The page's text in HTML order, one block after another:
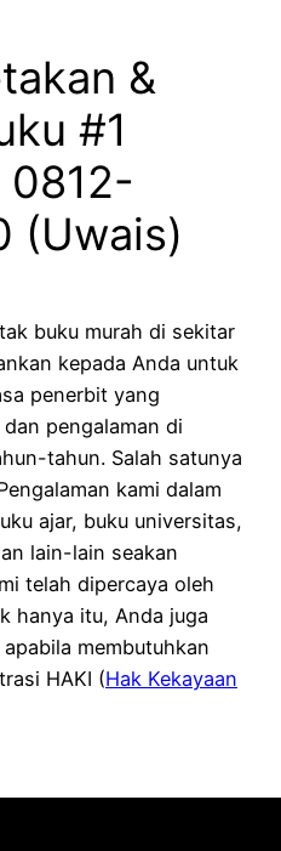
&
#1
0812-
(Uwais)
buku murah di sekitar
kepada Anda untuk
penerbit yang
pengalaman di
tahun. Salah satunya
kami dalam
ajar, buku universitas,
lain-lain seakan
telah dipercaya oleh
hanya itu, Anda juga
membutuhkan
HAKI (Hak Kekayaan